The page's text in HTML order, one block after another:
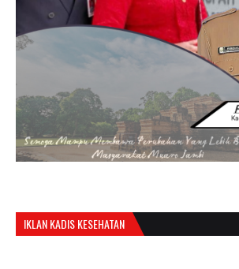
IKLAN KADIS KESEHATAN